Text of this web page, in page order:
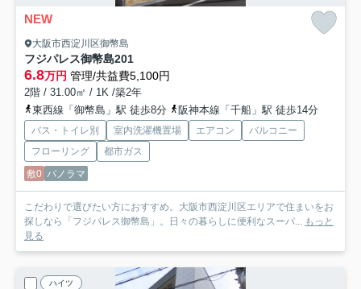
NEW
大阪市西淀川区御幣島
フジパレス御幣島201
6.8万円 管理/共益費5,100円
2階 / 31.00㎡ / 1K /築2年
東西線「御幣島」駅 徒歩8分
阪神本線「千船」駅 徒歩14分
バス・トイレ別 室内洗濯機置場 エアコン
バルコニー
フローリング
都市ガス
敷0 パノラマ
こだわりで選びたい方におすすめ。大阪市西淀川区エリアで住まいをお
探しなら「フジパレス御幣島」。日々の暮らしに便利なスーパ... もっと
見る
ハイツ